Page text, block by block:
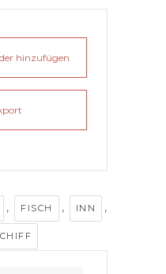
hinzufügen
, FISCH , INN ,